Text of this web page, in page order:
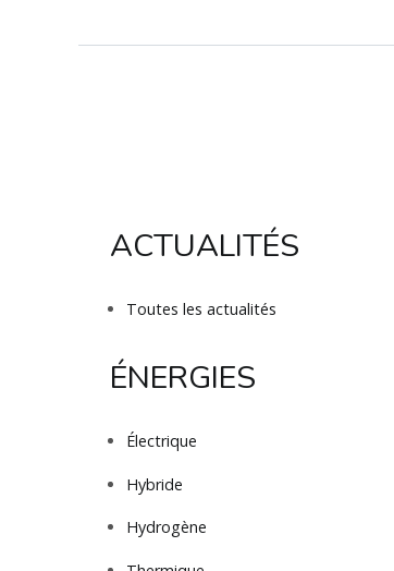
ACTUALITÉS
Toutes les actualités
ÉNERGIES
Électrique
Hybride
Hydrogène